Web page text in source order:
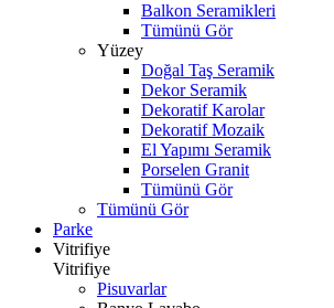
Balkon Seramikleri
Tümünü Gör
Yüzey
Doğal Taş Seramik
Dekor Seramik
Dekoratif Karolar
Dekoratif Mozaik
El Yapımı Seramik
Porselen Granit
Tümünü Gör
Tümünü Gör
Parke
Vitrifiye
Vitrifiye
Pisuvarlar